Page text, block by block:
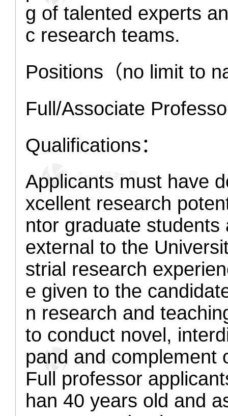
g of talented experts
c research teams.
Positions（no limit to
Full/Associate
Qualifications：
Applicants must have
xcellent research
ntor graduate
external to the
strial research
e given to the
n research and
to conduct novel,
pand and complement
Full professor
han 40 years old and